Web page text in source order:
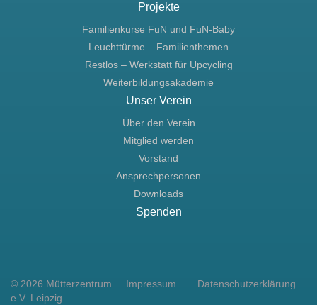
Projekte
Familienkurse FuN und FuN-Baby
Leuchttürme – Familienthemen
Restlos – Werkstatt für Upcycling
Weiterbildungsakademie
Unser Verein
Über den Verein
Mitglied werden
Vorstand
Ansprechpersonen
Downloads
Spenden
© 2026 Mütterzentrum
e.V. Leipzig
Impressum Datenschutzerklärung